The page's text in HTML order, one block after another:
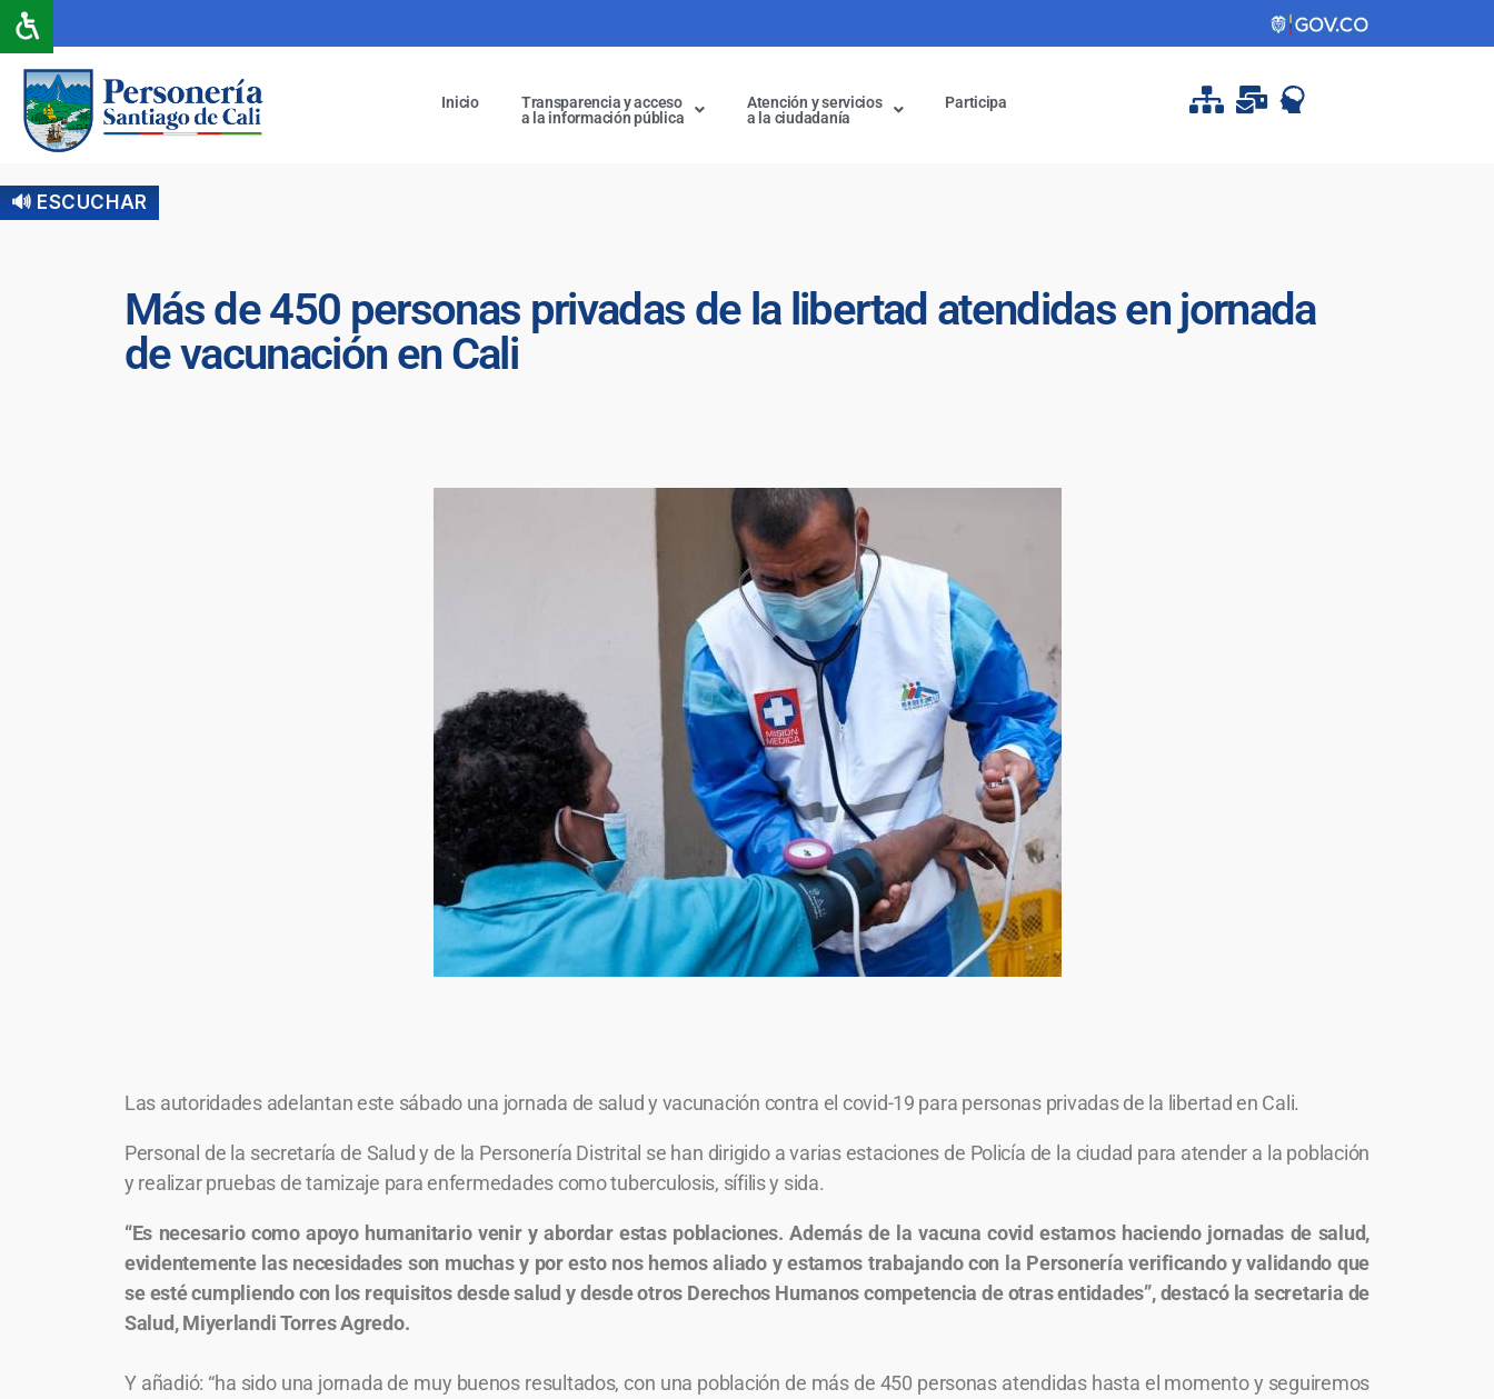
Inicio
Transparencia y acceso
a la información pública
Atención y servicios
a la ciudadanía
Participa
🔊 ESCUCHAR
Más de 450 personas privadas de la libertad atendidas en jornada
de vacunación en Cali
Las autoridades adelantan este sábado una jornada de salud y vacunación contra el covid-19 para personas privadas de la libertad en Cali.
Personal de la secretaría de Salud y de la Personería Distrital se han dirigido a varias estaciones de Policía de la ciudad para atender a la población
y realizar pruebas de tamizaje para enfermedades como tuberculosis, sífilis y sida.
“Es necesario como apoyo humanitario venir y abordar estas poblaciones. Además de la vacuna covid estamos haciendo jornadas de salud,
evidentemente las necesidades son muchas y por esto nos hemos aliado y estamos trabajando con la Personería verificando y validando que
se esté cumpliendo con los requisitos desde salud y desde otros Derechos Humanos competencia de otras entidades”, destacó la secretaria de
Salud, Miyerlandi Torres Agredo.
Y añadió: “ha sido una jornada de muy buenos resultados, con una población de más de 450 personas atendidas hasta el momento y seguiremos